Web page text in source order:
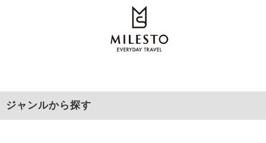
ジャンルから探す